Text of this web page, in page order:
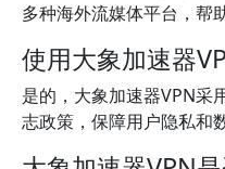
多种海外流媒体平台，帮
使用大象加速器
是的，大象加速器VPN采
志政策，保障用户隐私和